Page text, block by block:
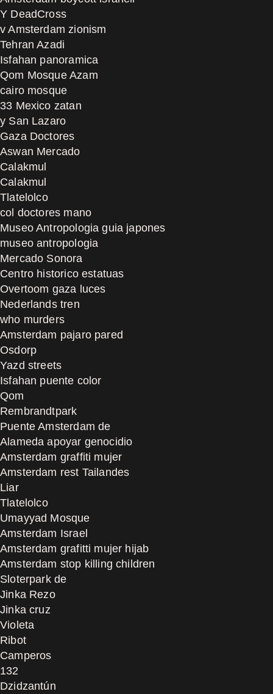
Y DeadCross
v Amsterdam zionism
Tehran Azadi
Isfahan panoramica
Qom Mosque Azam
cairo mosque
33 Mexico zatan
y San Lazaro
Gaza Doctores
Aswan Mercado
Calakmul
Calakmul
Tlatelolco
col doctores mano
Museo Antropologia guia japones
museo antropologia
Mercado Sonora
Centro historico estatuas
Overtoom gaza luces
Nederlands tren
who murders
Amsterdam pajaro pared
Osdorp
Yazd streets
Isfahan puente color
Qom
Rembrandtpark
Puente Amsterdam de
Alameda apoyar genocidio
Amsterdam graffiti mujer
Amsterdam rest Tailandes
Liar
Tlatelolco
Umayyad Mosque
Amsterdam Israel
Amsterdam grafitti mujer hijab
Amsterdam stop killing children
Sloterpark de
Jinka Rezo
Jinka cruz
Violeta
Ribot
Camperos
132
Dzidzantún